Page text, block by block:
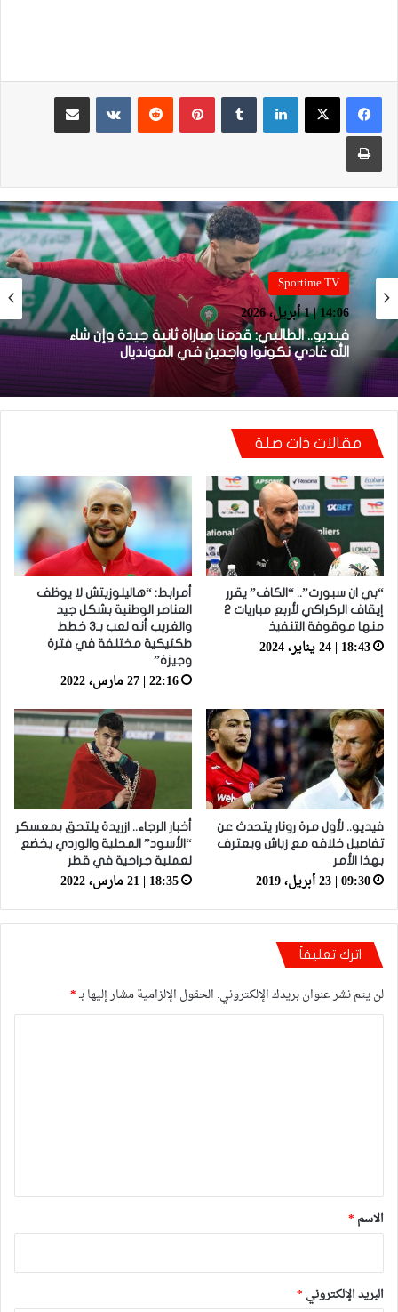
لينكدإن بينتيريست
مشاركة عبر البريد
طباعة
Sportime TV
14:06 | 1 أبريل، 2026
فيديو.. الطالبي: قدمنا مباراة ثانية جيدة وإن شاء
الله غادي نكونوا واجدين في المونديال
Sportime TV
14:05 | 1 أبريل، 2026
فيديو.. بونو: اللاعبين تعاملو مزيان مع المباراة وخا
مكانتش ساهلة وحنا كنحاولوا نركزوا باش نعاونوا
المنتخب
مقالات ذات صلة
“بي ان سبورت”.. “الكاف” يقرر
إيقاف الركراكي لأربع مباريات 2
منها موقوفة التنفيذ
18:43 | 24 يناير، 2024
أمرابط: “هاليلوزيتش لا يوظف
العناصر الوطنية بشكل جيد
والغريب أنه لعب بـ3 خطط
طكتيكية مختلفة في فترة
وجيزة”
22:16 | 27 مارس، 2022
فيديو.. لأول مرة رونار يتحدث عن
تفاصيل خلافه مع زياش ويعترف
بهذا الأمر
09:30 | 23 أبريل، 2019
أخبار الرجاء.. ازريدة يلتحق بمعسكر
“الأسود” المحلية والوردي يخضع
لعملية جراحية في قطر
18:35 | 21 مارس، 2022
اترك تعليقاً
لن يتم نشر عنوان بريدك الإلكتروني. الحقول الإلزامية مشار إليها بـ*
*
الاسم *
البريد الإلكتروني *